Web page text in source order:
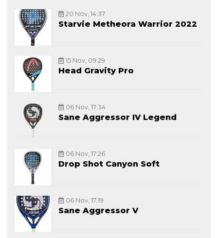
20 Nov, 14:37
Starvie Metheora Warrior 2022
15 Nov, 09:29
Head Gravity Pro
06 Nov, 17:34
Sane Aggressor IV Legend
06 Nov, 17:26
Drop Shot Canyon Soft
06 Nov, 17:19
Sane Aggressor V